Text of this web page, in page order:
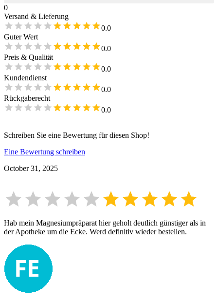
0
Versand & Lieferung
0.0
Guter Wert
0.0
Preis & Qualität
0.0
Kundendienst
0.0
Rückgaberecht
0.0
Schreiben Sie eine Bewertung für diesen Shop!
Eine Bewertung schreiben
October 31, 2025
Hab mein Magnesiumpräparat hier geholt deutlich günstiger als in
der Apotheke um die Ecke. Werd definitiv wieder bestellen.